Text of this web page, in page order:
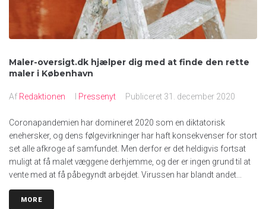
Maler-oversigt.dk hjælper dig med at finde den rette
maler i København
Af Redaktionen I Pressenyt Publiceret 31. december 2020
Coronapandemien har domineret 2020 som en diktatorisk
enehersker, og dens følgevirkninger har haft konsekvenser for stort
set alle afkroge af samfundet. Men derfor er det heldigvis fortsat
muligt at få malet væggene derhjemme, og der er ingen grund til at
vente med at få påbegyndt arbejdet. Virussen har blandt andet...
MORE